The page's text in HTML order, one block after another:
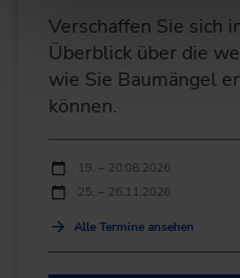
Verschaffen Sie sich
Überblick über die
wie Sie Baumängel
können.
Durchführungen
Veranstaltungsdatum
19. – 20.08.2026
25. – 26.11.2026
Alle Termine ansehen